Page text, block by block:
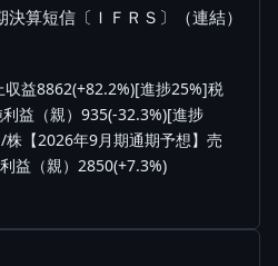
算短信〔ＩＦＲＳ〕（連結）
収益8862(+82.2%)[進捗25%]税
益（親）935(-32.3%)[進捗
【2026年9月期通期予想】売
益（親）2850(+7.3%)